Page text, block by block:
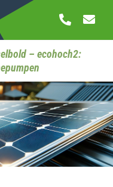
– ecohoch2: